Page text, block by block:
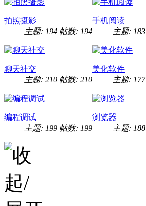
拍照摄影
主题: 194 帖数: 194
手机阅读
主题: 183
聊天社交
主题: 210 帖数: 210
美化软件
主题: 177
编程调试
主题: 199 帖数: 199
浏览器
主题: 188